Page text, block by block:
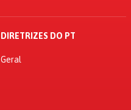
DIRETRIZES DO PT
Geral